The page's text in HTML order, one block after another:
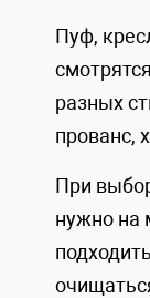
Пуф,
разных
прованс,
При
нужно на